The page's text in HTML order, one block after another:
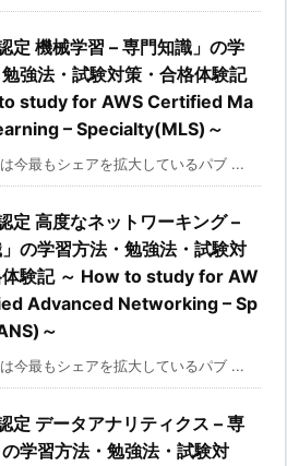
定 機械学習 – 専門知識」の学
強法・試験対策・合格体験記
study for AWS Certified Ma
– Specialty(MLS)～
今最もシェアを拡大しているパブ ...
定 高度なネットワーキング –
の学習方法・勉強法・試験対
体験記 ～ How to study for AW
Advanced Networking – Sp
～
今最もシェアを拡大しているパブ ...
定 データアナリティクス – 専
学習方法・勉強法・試験対